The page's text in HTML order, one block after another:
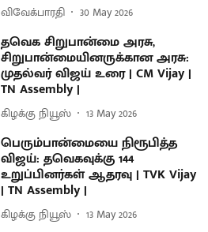
விவேக்பாரதி 30 May 2026
தவெக சிறுபான்மை அரசு,
சிறுபான்மையினருக்கான அரசு:
முதல்வர் விஜய் உரை | CM Vijay |
TN Assembly |
கிழக்கு நியூஸ் 13 May 2026
பெரும்பான்மையை நிரூபித்த
விஜய்: தவெகவுக்கு 144
உறுப்பினர்கள் ஆதரவு | TVK Vijay
| TN Assembly |
கிழக்கு நியூஸ் 13 May 2026